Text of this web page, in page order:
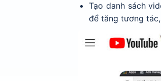
Tạo danh sách
để tăng tương